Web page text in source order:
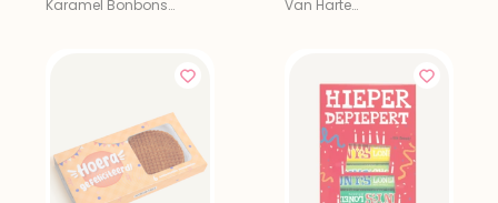
Karamel Bonbons
Van Harte